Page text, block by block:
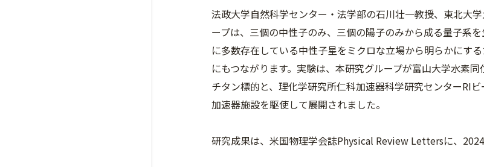
法政大学自然科学センター・法学部の石川壮一教授、東北大
ープは、三個の中性子のみ、三個の陽子のみから成る量子系
に多数存在している中性子星をミクロな立場から明らかにす
にもつながります。実験は、本研究グループが富山大学水素
チタン標的と、理化学研究所仁科加速器科学研究センターRI
加速器施設を駆使して展開されました。
研究成果は、米国物理学会誌Physical Review Lettersに、